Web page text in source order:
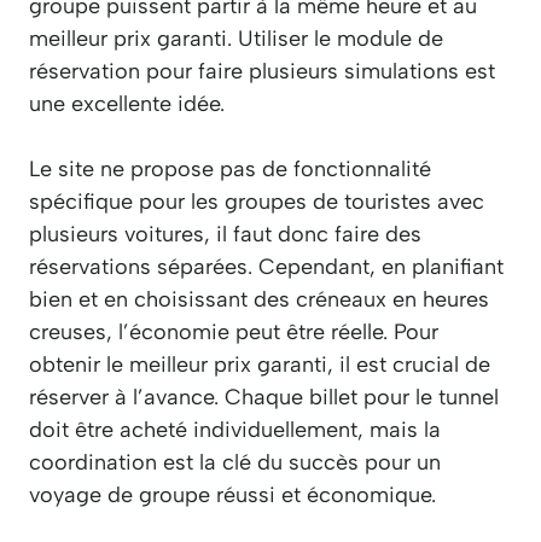
groupe puissent partir à la même heure et au
meilleur prix garanti. Utiliser le module de
réservation pour faire plusieurs simulations est
une excellente idée.
Le site ne propose pas de fonctionnalité
spécifique pour les groupes de touristes avec
plusieurs voitures, il faut donc faire des
réservations séparées. Cependant, en planifiant
bien et en choisissant des créneaux en heures
creuses, l’économie peut être réelle. Pour
obtenir le meilleur prix garanti, il est crucial de
réserver à l’avance. Chaque billet pour le tunnel
doit être acheté individuellement, mais la
coordination est la clé du succès pour un
voyage de groupe réussi et économique.